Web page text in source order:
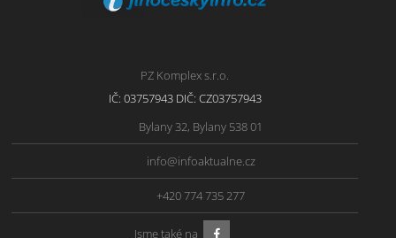
PZ Komplex s.r.o.
IČ: 03757943 DIČ: CZ03757943
Bylany 32, Bylany 538 01
info@infoaktualne.cz
+420 774 735 277
Jsme také na